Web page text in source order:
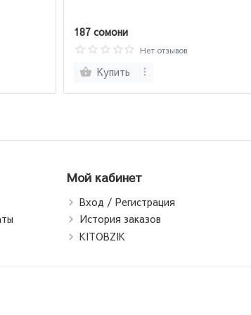
187 сомони
Нет отзывов
Купить
Мой кабинет
Вход / Регистрация
История заказов
KITOBZIK